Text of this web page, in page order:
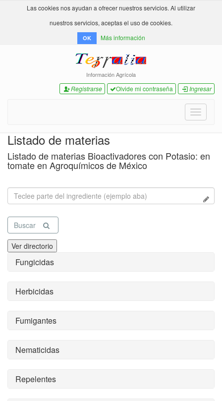
Las cookies nos ayudan a ofrecer nuestros servicios. Al utilizar
nuestros servicios, aceptas el uso de cookies.
OK Más información
Información Agrícola
Registrarse Olvide mi contraseña Ingresar
Toggle
Listado de materias
Listado de materias Bioactivadores con Potasio: en
tomate en Agroquímicos de México
Buscar
Ver directorio
Fungicidas
Herbicidas
Fumigantes
Nematicidas
Repelentes